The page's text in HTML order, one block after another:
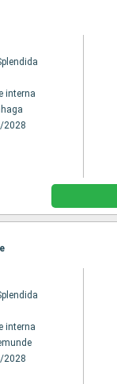
interna
2028
interna
2028